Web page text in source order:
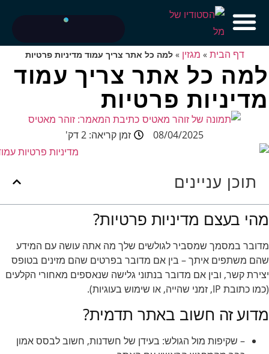
דף הבית » מגזין »למה כל אתר צריך עמוד מדיניות פרטיות
למה כל אתר צריך עמוד
מדיניות פרטיות
כתיבת המאמר: זוהר מאטיס
08/04/2025
זמן קריאה: 2 דק'
תוכן עניינים
מהי בעצם מדיניות פרטיות?
מדובר במסמך שמסביר לגולשים שלך מה אתה עושה עם המידע
שהם משתפים איתך – בין אם מדובר בפרטים שהם מזינים בטופס
יצירת קשר, ובין אם מדובר בנתוני גלישה שנאספים מאחורי הקלעים
(כמו כתובת IP, זמני שהייה, או שימוש בעוגיות).
מדוע זה חשוב באתר תדמית?
– שקיפות מול הגולש: בעידן של חשדנות, חשוב לבסס אמון